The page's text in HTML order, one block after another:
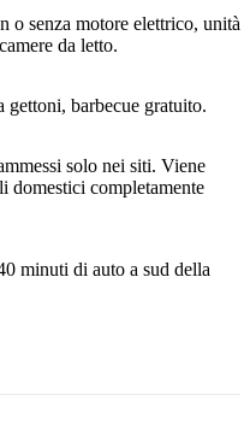
o senza motore elettrico, unità
da letto.
gettoni, barbecue gratuito.
solo nei siti. Viene
domestici completamente
minuti di auto a sud della